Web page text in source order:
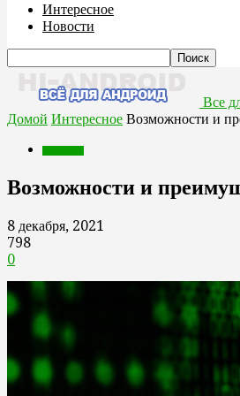
Интересное
Новости
Все
Домой Интересное Возможности и
Возможности и
8 декабря, 2021
798
0